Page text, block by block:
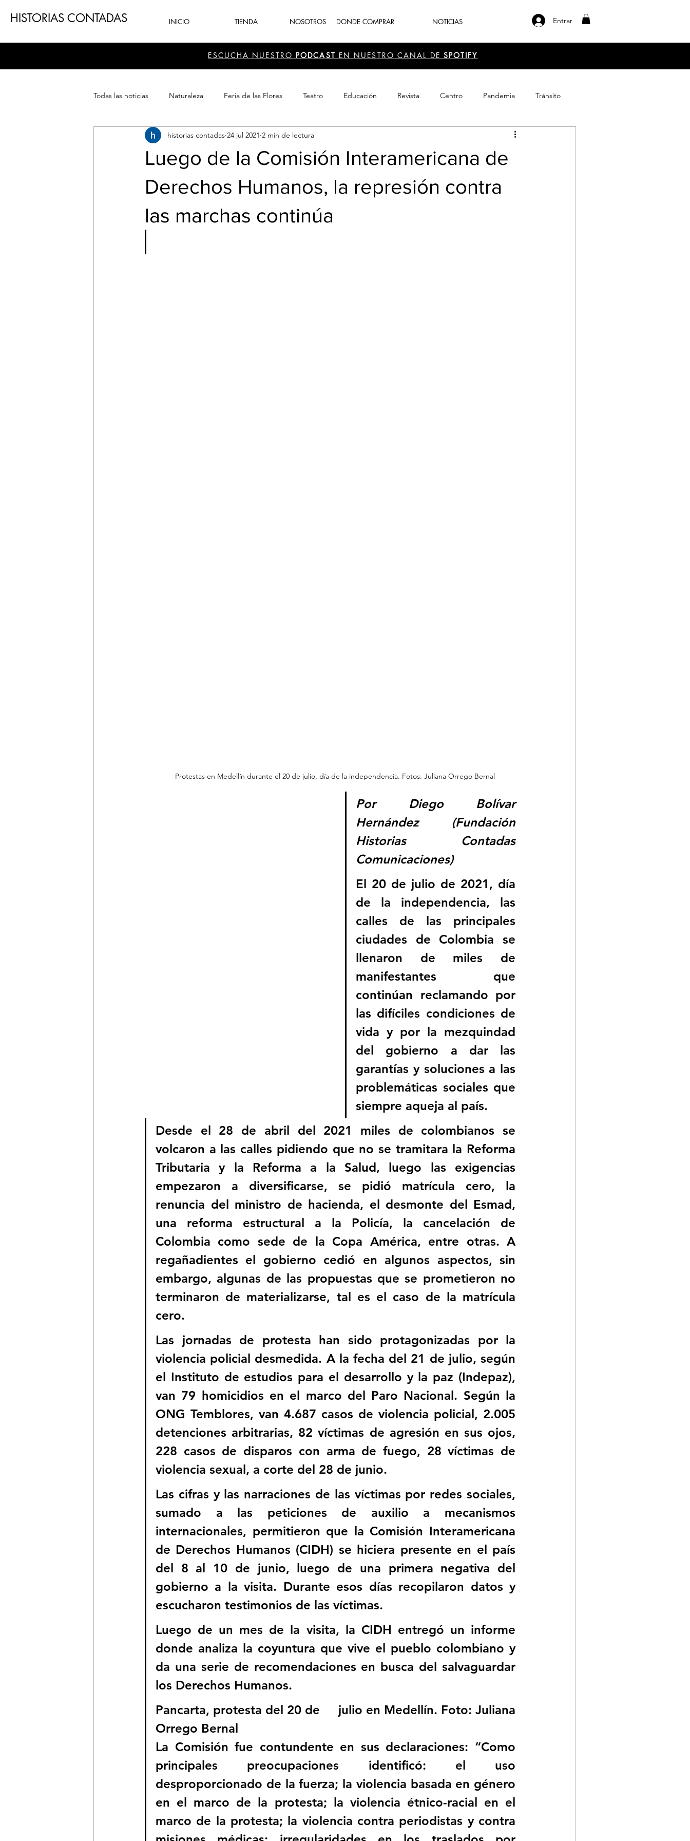
HISTORIAS CONTADAS INICIO TIENDA NOSOTROS DONDE COMPRAR NOTICIAS Entrar
ESCUCHA NUESTRO PODCAST EN NUESTRO CANAL DE SPOTIFY
Todas las noticias Naturaleza Feria de las Flores Teatro Educación Revista Centro Pandemia Tránsito
Patrimonio Sector Cultura Recreación Emprendimiento
Luego de la Comisión Interamericana de
Derechos Humanos, la represión contra
las marchas continúa
historias contadas 24 jul 2021 2 min de lectura
Protestas en Medellín durante el 20 de julio, día de la independencia. Fotos: Juliana Orrego Bernal
Por Diego Bolívar
Hernández (Fundación
Historias Contadas
Comunicaciones)
El 20 de julio de 2021, día
de la independencia, las
calles de las principales
ciudades de Colombia se
llenaron de miles de
manifestantes que
continúan reclamando por
las difíciles condiciones de
vida y por la mezquindad
del gobierno a dar las
garantías y soluciones a las
problemáticas sociales que
siempre aqueja al país.
Desde el 28 de abril del 2021 miles de colombianos se
volcaron a las calles pidiendo que no se tramitara la Reforma
Tributaria y la Reforma a la Salud, luego las exigencias
empezaron a diversificarse, se pidió matrícula cero, la
renuncia del ministro de hacienda, el desmonte del Esmad,
una reforma estructural a la Policía, la cancelación de
Colombia como sede de la Copa América, entre otras. A
regañadientes el gobierno cedió en algunos aspectos, sin
embargo, algunas de las propuestas que se prometieron no
terminaron de materializarse, tal es el caso de la matrícula
cero.
Las jornadas de protesta han sido protagonizadas por la
violencia policial desmedida. A la fecha del 21 de julio, según
el Instituto de estudios para el desarrollo y la paz (Indepaz),
van 79 homicidios en el marco del Paro Nacional. Según la
ONG Temblores, van 4.687 casos de violencia policial, 2.005
detenciones arbitrarias, 82 víctimas de agresión en sus ojos,
228 casos de disparos con arma de fuego, 28 víctimas de
violencia sexual, a corte del 28 de junio.
Las cifras y las narraciones de las víctimas por redes sociales,
sumado a las peticiones de auxilio a mecanismos
internacionales, permitieron que la Comisión Interamericana
de Derechos Humanos (CIDH) se hiciera presente en el país
del 8 al 10 de junio, luego de una primera negativa del
gobierno a la visita. Durante esos días recopilaron datos y
escucharon testimonios de las víctimas.
Luego de un mes de la visita, la CIDH entregó un informe
donde analiza la coyuntura que vive el pueblo colombiano y
da una serie de recomendaciones en busca del salvaguardar
los Derechos Humanos.
Pancarta, protesta del 20 de     julio en Medellín. Foto: Juliana
Orrego Bernal
La Comisión fue contundente en sus declaraciones: “Como
principales preocupaciones identificó: el uso
desproporcionado de la fuerza; la violencia basada en género
en el marco de la protesta; la violencia étnico-racial en el
marco de la protesta; la violencia contra periodistas y contra